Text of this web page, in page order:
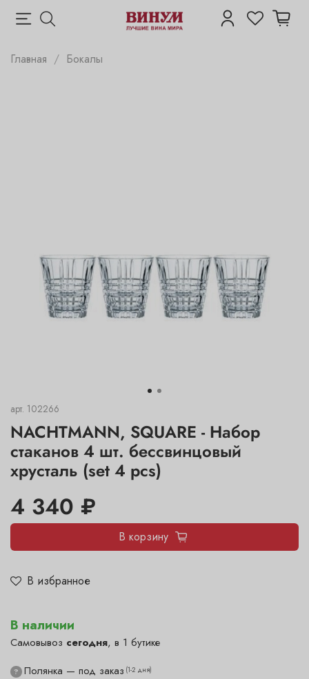
Главная Бокалы
арт. 102266
NACHTMANN, SQUARE - Набор
стаканов 4 шт. бессвинцовый
хрусталь (set 4 pcs)
В избранное
4 340 ₽
В корзину
В наличии
Самовывоз сегодня, в 1 бутике
? Полянка — под заказ (1-2 дня)